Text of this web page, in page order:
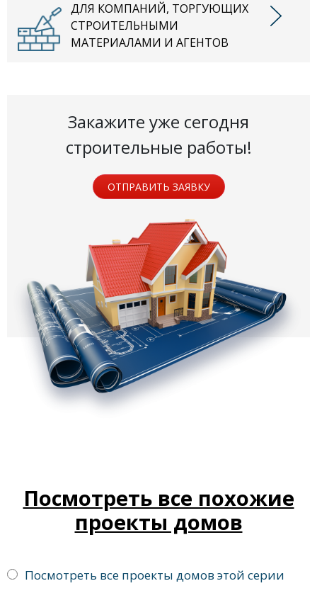
ДЛЯ КОМПАНИЙ, ТОРГУЮЩИХ
СТРОИТЕЛЬНЫМИ
МАТЕРИАЛАМИ И АГЕНТОВ
Закажите уже сегодня
строительные работы!
ОТПРАВИТЬ ЗАЯВКУ
Посмотреть все похожие
проекты домов
Посмотреть все проекты домов этой серии